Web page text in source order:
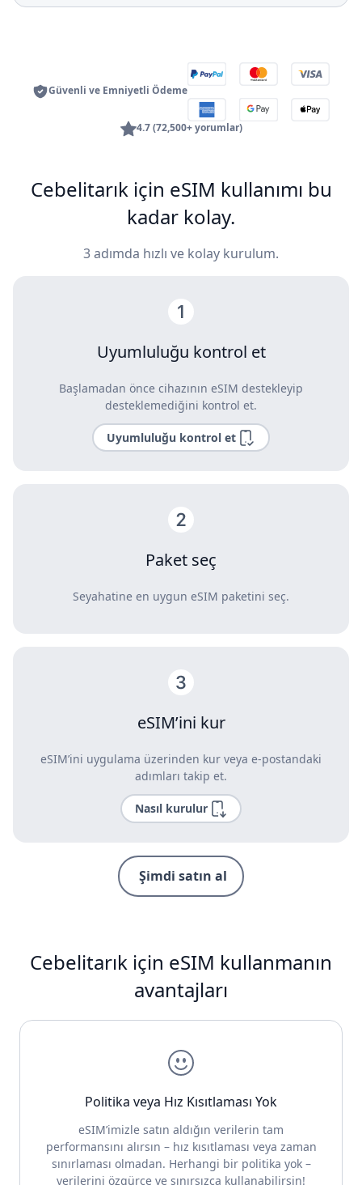
Güvenli ve Emniyetli Ödeme
4.7 (72,500+ yorumlar)
Cebelitarık için eSIM kullanımı bu
kadar kolay.
3 adımda hızlı ve kolay kurulum.
Uyumluluğu kontrol et
Başlamadan önce cihazının eSIM destekleyip
desteklemediğini kontrol et.
Uyumluluğu kontrol et
Paket seç
Seyahatine en uygun eSIM paketini seç.
eSIM’ini kur
eSIM’ini uygulama üzerinden kur veya e-postandaki
adımları takip et.
Nasıl kurulur
Şimdi satın al
Cebelitarık için eSIM kullanmanın
avantajları
Politika veya Hız Kısıtlaması Yok
eSIM’imizle satın aldığın verilerin tam
performansını alırsın – hız kısıtlaması veya zaman
sınırlaması olmadan. Herhangi bir politika yok –
verilerini özgürce ve sınırsızca kullanabilirsin!